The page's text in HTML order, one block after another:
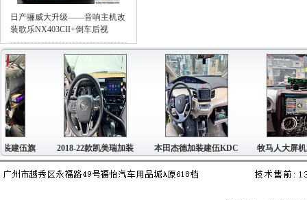
日产骊威大升级——音响主机改
装歌乐NX403CII+倒车后视
2018-22款凯美瑞加装 本田杰德加装建伍KDC 牧马人大屏机加装建